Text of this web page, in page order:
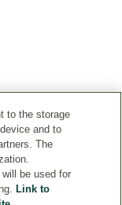
to the storage
and to
The
be used for
Link to